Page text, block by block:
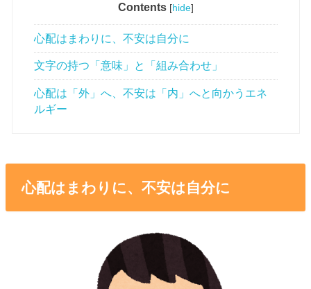
Contents [hide]
心配はまわりに、不安は自分に
文字の持つ「意味」と「組み合わせ」
心配は「外」へ、不安は「内」へと向かうエネ
ルギー
心配はまわりに、不安は自分に